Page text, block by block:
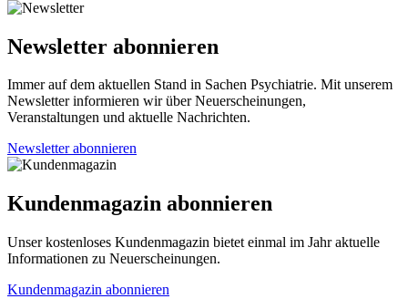
Newsletter abonnieren
Immer auf dem aktuellen Stand in Sachen Psychiatrie. Mit unserem
Newsletter informieren wir über Neuerscheinungen,
Veranstaltungen und aktuelle Nachrichten.
Newsletter abonnieren
Kundenmagazin abonnieren
Unser kostenloses Kundenmagazin bietet einmal im Jahr aktuelle
Informationen zu Neuerscheinungen.
Kundenmagazin abonnieren